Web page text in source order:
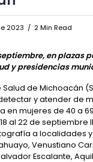
2023 2 Min Read
en plazas
y presidencias
de Michoacán
y atender de
en mujeres de 40 a
al 22 de septiembre
a localidades
Venustiano
Escalante,